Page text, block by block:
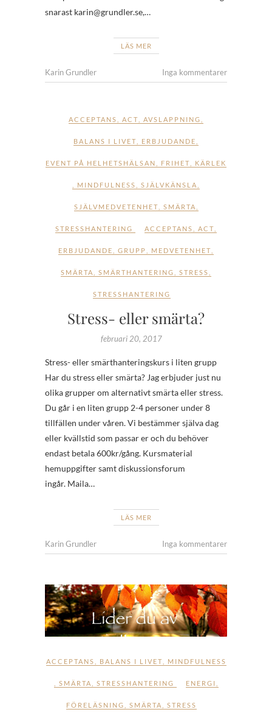
snarast karin@grundler.se,…
LÄS MER
Karin Grundler Inga kommentarer
ACCEPTANS ACT AVSLAPPNING
BALANS I LIVET ERBJUDANDE
EVENT PÅ HELHETSHÄLSAN FRIHET KÄRLEK
MINDFULNESS SJÄLVKÄNSLA
SJÄLVMEDVETENHET SMÄRTA
STRESSHANTERING ACCEPTANS ACT
ERBJUDANDE GRUPP MEDVETENHET
SMÄRTA SMÄRTHANTERING STRESS
STRESSHANTERING
Stress- eller smärta?
februari 20, 2017
Stress- eller smärthanteringskurs i liten grupp
Har du stress eller smärta? Jag erbjuder just nu
olika grupper om alternativt smärta eller stress.
Du går i en liten grupp 2-4 personer under 8
tillfällen under våren. Vi bestämmer själva dag
eller kvällstid som passar er och du behöver
endast betala 600kr/gång. Kursmaterial
hemuppgifter samt diskussionsforum
ingår. Maila…
LÄS MER
Karin Grundler Inga kommentarer
ACCEPTANS BALANS I LIVET MINDFULNESS
SMÄRTA STRESSHANTERING ENERGI
FÖRELÄSNING SMÄRTA STRESS